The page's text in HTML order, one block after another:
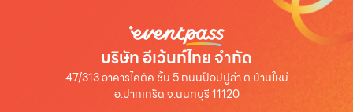
บริษัท อีเว้นท์ไทย จำกัด
47/313 อาคารไคตัค ชั้น 5 ถนนป๊อปปูล่า ต.บ้านใหม่
อ.ปากเกร็ด จ.นนทบุรี 11120